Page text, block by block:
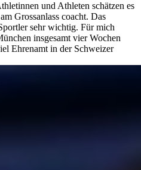
und Athleten schätzen es
Grossanlass coacht. Das
sehr wichtig. Für mich
insgesamt vier Wochen
Ehrenamt in der Schweizer